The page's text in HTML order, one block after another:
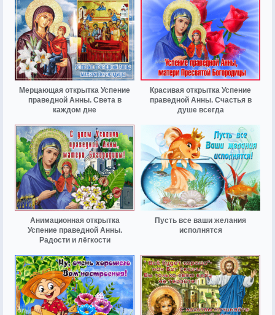
Мерцающая открытка Успение
праведной Анны. Света в
каждом дне
Красивая открытка Успение
праведной Анны. Счастья в
душе всегда
Анимационная открытка
Успение праведной Анны.
Радости и лёгкости
Пусть все ваши желания
исполнятся